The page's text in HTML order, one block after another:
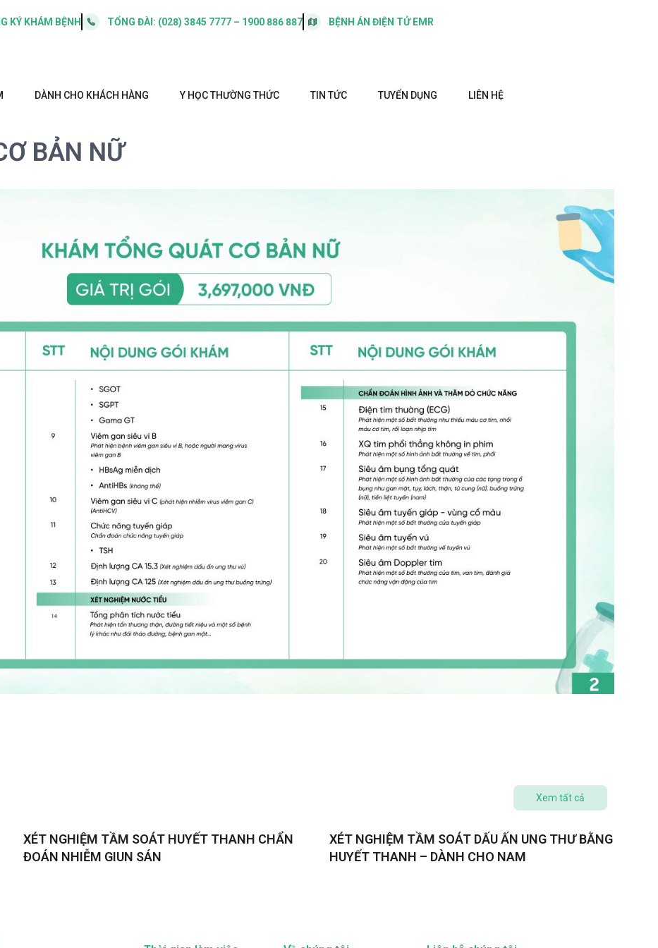
KÝ KHÁM BỆNH TỔNG ĐÀI: (028) 3845 7777 – 1900 886 887 BỆNH ÁN ĐIỆN TỬ EMR
DÀNH CHO KHÁCH HÀNG Y HỌC THƯỜNG THỨC TIN TỨC TUYỂN DỤNG LIÊN HỆ
BẢN NỮ
Xem tất cả
XÉT NGHIỆM TẦM SOÁT HUYẾT THANH CHẨN
ĐOÁN NHIỄM GIUN SÁN
XÉT NGHIỆM TẦM SOÁT DẤU ẤN UNG THƯ BẰNG
HUYẾT THANH – DÀNH CHO NAM